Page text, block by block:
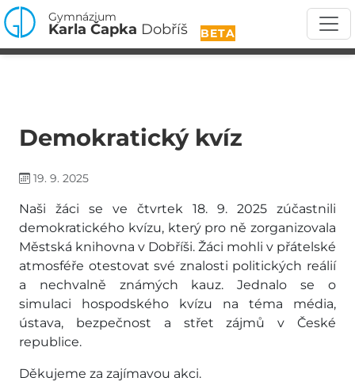
Gymnázium
BETA
Karla Čapka Dobříš
Demokratický kvíz
19. 9. 2025
Naši žáci se ve čtvrtek 18. 9. 2025 zúčastnili
demokratického kvízu, který pro ně zorganizovala
Městská knihovna v Dobříši. Žáci mohli v přátelské
atmosféře otestovat své znalosti politických reálií
a nechvalně známých kauz. Jednalo se o
simulaci hospodského kvízu na téma média,
ústava, bezpečnost a střet zájmů v České
republice.
Děkujeme za zajímavou akci.